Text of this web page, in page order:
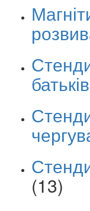
батьків
(13)